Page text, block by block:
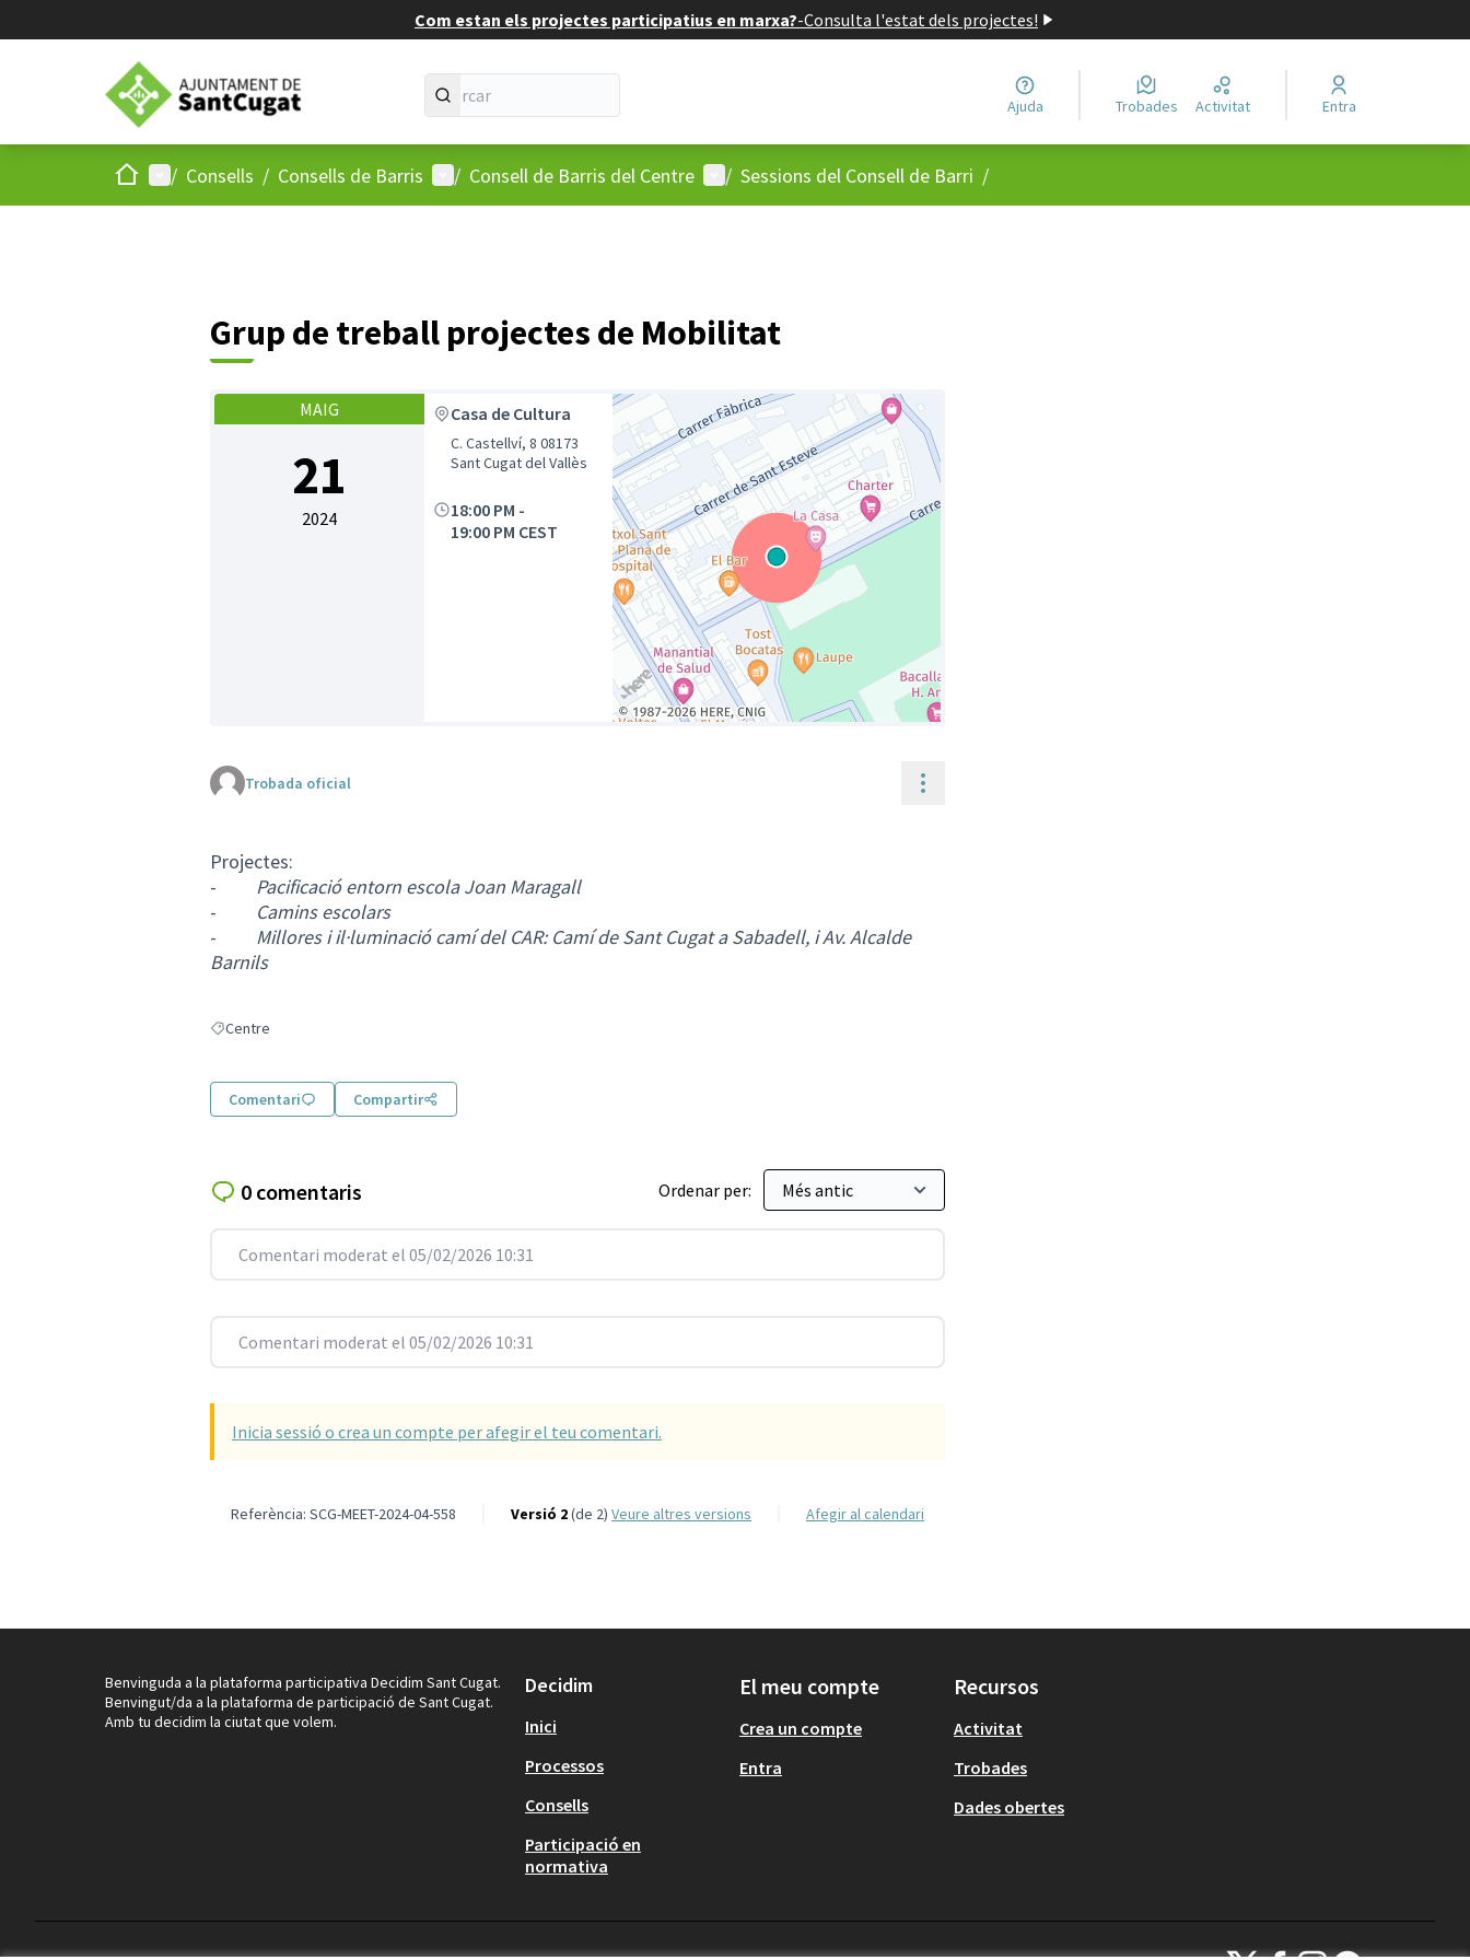
Com estan els projectes participatius en marxa?-Consulta l'estat dels projectes!
Ajuda Trobades Activitat Entra
Inici Menú principal
/ Consells / Consells de Barris Menú d'usuari
/ Consell de Barris del Centre Menú d'usuari
/ Sessions del Consell de Barri /
Grup de treball projectes de Mobilitat
MAIG
21
2024
Casa de Cultura
C. Castellví, 8 08173
Sant Cugat del Vallès
18:00 PM -
19:00 PM CEST
Trobada oficial Controls de recursos
Projectes:
- Pacificació entorn escola Joan Maragall
- Camins escolars
- Millores i il·luminació camí del CAR: Camí de Sant Cugat a Sabadell, i Av. Alcalde
Barnils
Resultats en filtrar per: Centre
Centre
Comentari Compartir
0 comentaris Ordenar per:
Comentari moderat el 05/02/2026 10:31
Comentari moderat el 05/02/2026 10:31
Inicia sessió o crea un compte per afegir el teu comentari.
Referència: SCG-MEET-2024-04-558 Versió 2(de 2) veure altres versions Afegir al calendari
Benvinguda a la plataforma participativa Decidim Sant Cugat.
Benvingut/da a la plataforma de participació de Sant Cugat.
Amb tu decidim la ciutat que volem.
Decidim
Inici
Processos
Consells
Participació en
normativa
El meu compte
Crea un compte
Entra
Recursos
Activitat
Trobades
Dades obertes